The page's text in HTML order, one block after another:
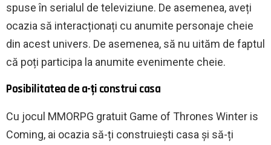
spuse în serialul de televiziune. De asemenea, aveți
ocazia să interacționați cu anumite personaje cheie
din acest univers. De asemenea, să nu uităm de faptul
că poți participa la anumite evenimente cheie.
Posibilitatea de a-ți construi casa
Cu jocul MMORPG gratuit Game of Thrones Winter is
Coming, ai ocazia să-ți construiești casa și să-ți